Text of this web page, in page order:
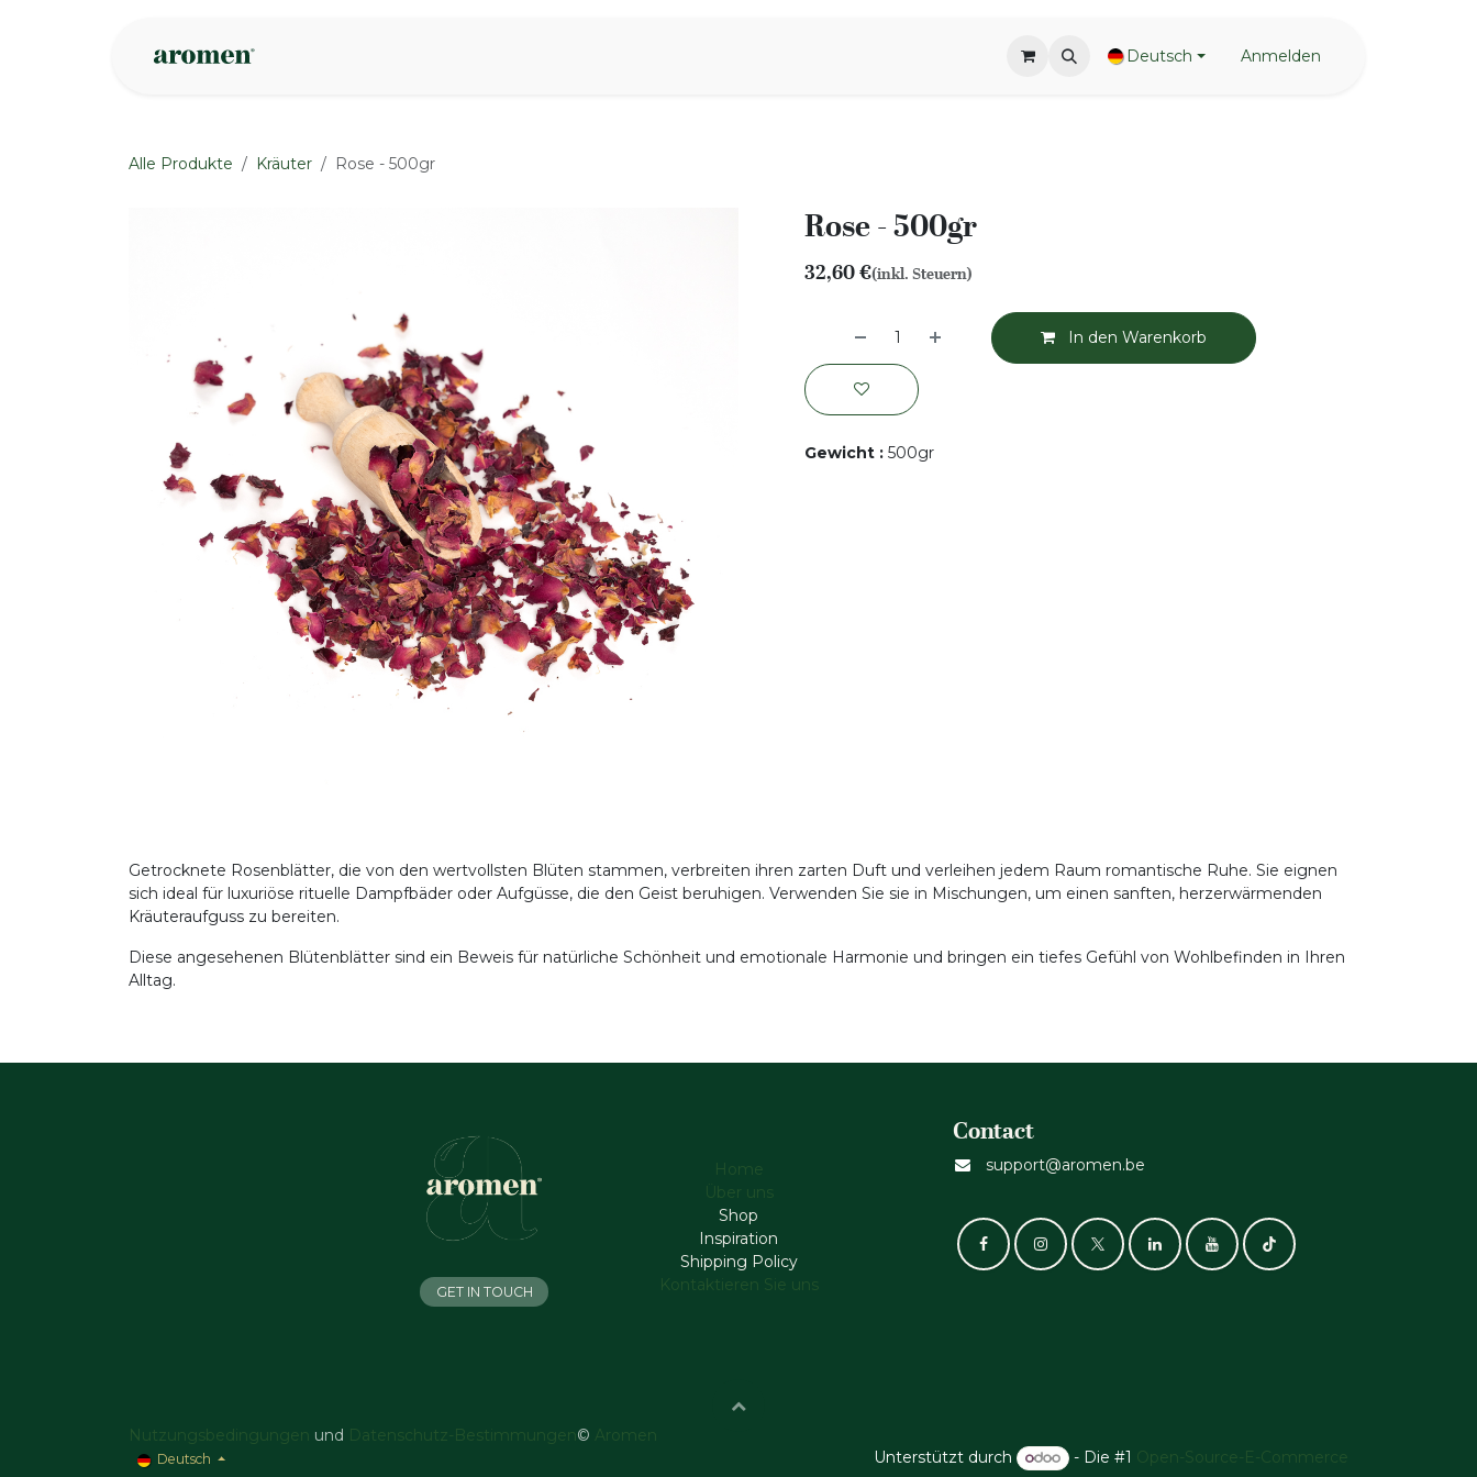
Deutsch Anmelden
Alle Produkte Kräuter Rose - 500gr
Rose - 500gr
32,60€(inkl. Steuern)
In den Warenkorb
Gewicht : 500gr
Getrocknete Rosenblätter, die von den wertvollsten Blüten stammen, verbreiten ihren zarten Duft und verleihen jedem Raum romantische Ruhe. Sie eignen
sich ideal für luxuriöse rituelle Dampfbäder oder Aufgüsse, die den Geist beruhigen. Verwenden Sie sie in Mischungen, um einen sanften, herzerwärmenden
Kräuteraufguss zu bereiten.
Diese angesehenen Blütenblätter sind ein Beweis für natürliche Schönheit und emotionale Harmonie und bringen ein tiefes Gefühl von Wohlbefinden in Ihren
Alltag.
Home
Über uns
Shop
Inspiration
Shipping Policy
Kontaktieren Sie uns
Contact
support@aromen.be
GET IN TOUCH
Nutzungsbedingungen und Datenschutz-Bestimmungen © Aromen
Deutsch Unterstützt durch - Die #1 Open-Source-E-Commerce